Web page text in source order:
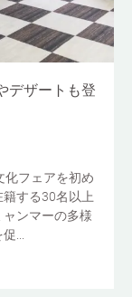
デザートも登
化フェアを初め
する30名以上
ンマーの多様
...